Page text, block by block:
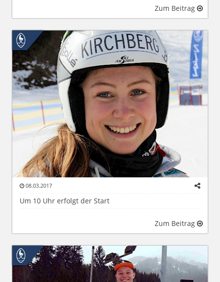
Zum Beitrag
08.03.2017
Um 10 Uhr erfolgt der Start
Zum Beitrag